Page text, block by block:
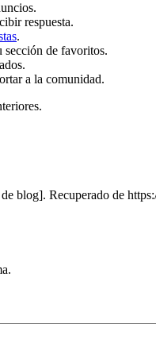
respuesta.
.
sección de favoritos.
a la comunidad.
blog]. Recuperado de